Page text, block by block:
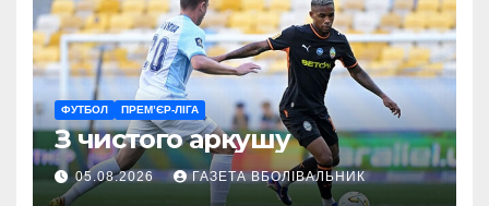
ФУТБОЛ ПРЕМ’ЄР-ЛІГА
З чистого аркушу
05.08.2026 ГАЗЕТА ВБОЛІВАЛЬНИК